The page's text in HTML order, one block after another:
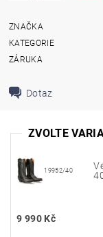
ZNAČKA
KATEGORIE
ZÁRUKA
Dotaz
ZVOLTE
19952/40
9 990 Kč